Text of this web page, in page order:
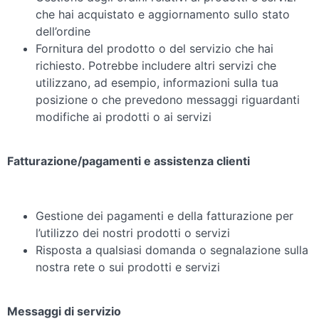
che hai acquistato e aggiornamento sullo stato
dell’ordine
Fornitura del prodotto o del servizio che hai
richiesto. Potrebbe includere altri servizi che
utilizzano, ad esempio, informazioni sulla tua
posizione o che prevedono messaggi riguardanti
modifiche ai prodotti o ai servizi
Fatturazione/pagamenti e assistenza clienti
Gestione dei pagamenti e della fatturazione per
l’utilizzo dei nostri prodotti o servizi
Risposta a qualsiasi domanda o segnalazione sulla
nostra rete o sui prodotti e servizi
Messaggi di servizio